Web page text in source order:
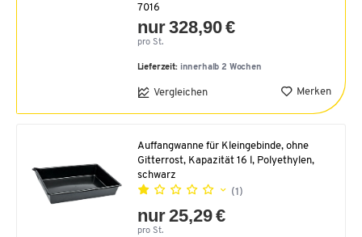
7016
nur 328,90 €
pro St.
Lieferzeit: innerhalb 2 Wochen
Vergleichen Merken
Auffangwanne für Kleingebinde, ohne
Gitterrost, Kapazität 16 l, Polyethylen,
schwarz
(1)
nur 25,29 €
pro St.